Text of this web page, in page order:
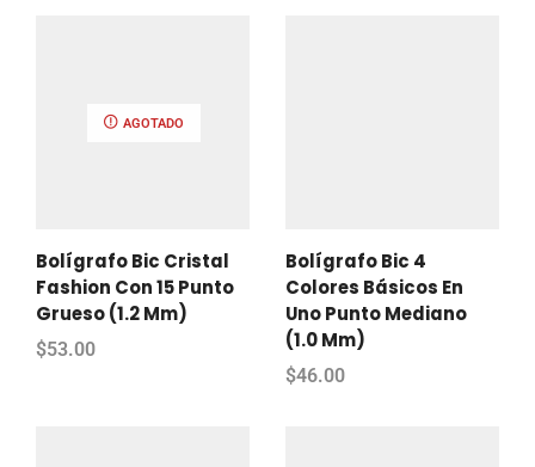
AGOTADO
Bolígrafo Bic Cristal
Fashion Con 15 Punto
Grueso (1.2 Mm)
$53.00
Bolígrafo Bic 4
Colores Básicos En
Uno Punto Mediano
(1.0 Mm)
$46.00